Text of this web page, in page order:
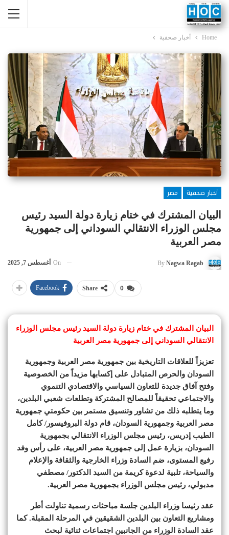
Home أخبار صحفية
أخبار صحفية
مصر
البيان المشترك في ختام زيارة دولة السيد رئيس
مجلس الوزراء الانتقالي السوداني إلى جمهورية
مصر العربية
By Nagwa Ragab
On أغسطس 7, 2025
0
Share
Facebook
البيان المشترك في ختام زيارة دولة السيد رئيس مجلس الوزراء
الانتقالي السوداني إلى جمهورية مصر العربية
تعزيزاً للعلاقات التاريخية بين جمهورية مصر العربية وجمهورية
السودان والحرص المتبادل على إكسابها مزيداً من الخصوصية
وفتح آفاق جديدة للتعاون السياسي والاقتصادي التنموي
والاجتماعي تحقيقاً للمصالح المشتركة وتطلعات شعبي البلدين،
وما يتطلبه ذلك من تشاور وتنسيق مستمر بين حكومتي جمهورية
مصر العربية وجمهورية السودان، قام دولة البروفيسور/ كامل
الطيب إدريس، رئيس مجلس الوزراء الانتقالي بجمهورية
السودان، بزيارة عمل إلى جمهورية مصر العربية، على رأس وفد
رفيع المستوى، ضم السادة وزراء الخارجية والثقافة والإعلام
والسياحة، تلبية لدعوة كريمة من السيد الدكتور/ مصطفي
مدبولي، رئيس مجلس الوزراء بجمهورية مصر العربية.
عقد رئيسا وزراء البلدين جلسة مباحثات رسمية تناولت أطر
ومشاريع التعاون بين البلدين الشقيقين في المرحلة المقبلة. كما
عقد السادة الوزراء من الجانبين اجتماعات ثنائية لبحث